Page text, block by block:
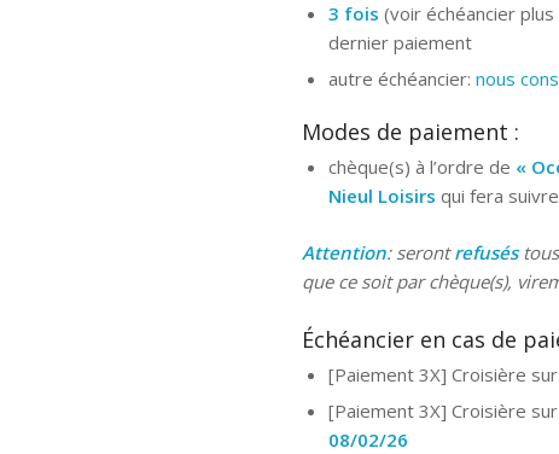
3 fois (voir échéancier plus
dernier paiement
autre échéancier:nous
Modes de paiement :
chèque(s) à l’ordre de «
Nieul Loisirs qui fera
Attention: serontrefuséstous
que ce soit par chèque(s),
Échéancier en cas de
[Paiement 3X] Croisière
[Paiement 3X] Croisière
08/02/26